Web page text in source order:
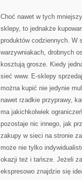
Choć nawet w tych
sklepy, to jednakże
produktów codziennych. W
warzywniakach, drobnych
kosztują grosze. Kiedy
sieć www. E-sklepy
można kupić nie jedynie
nawet rzadkie przyprawy,
ma jakichkolwiek
pozostaje nic innego, jak
zakupy w sieci na stronie
może nie tylko
okazji też i tańsze. Jeżeli
ekspresowo znajdzie się